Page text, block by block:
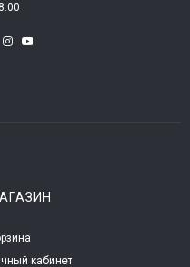
кабинет